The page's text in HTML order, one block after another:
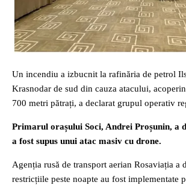
Un incendiu a izbucnit la rafinăria de petrol
Krasnodar de sud din cauza atacului,
700 metri pătrați, a declarat grupul operativ
Primarul orașului Soci, Andrei Proșunin, a
a fost supus unui atac masiv cu drone.
Agenția rusă de transport aerian Rosaviația a
restricțiile peste noapte au fost implementate